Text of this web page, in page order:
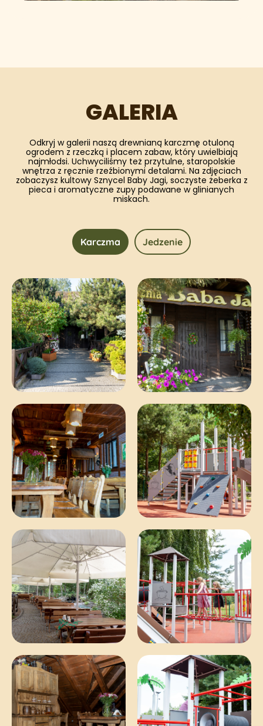
GALERIA
Odkryj w galerii naszą drewnianą karczmę otuloną
ogrodem z rzeczką i placem zabaw, który uwielbiają
najmłodsi. Uchwyciliśmy też przytulne, staropolskie
wnętrza z ręcznie rzeźbionymi detalami. Na zdjęciach
zobaczysz kultowy Sznycel Baby Jagi, soczyste żeberka z
pieca i aromatyczne zupy podawane w glinianych
miskach.
Karczma Jedzenie